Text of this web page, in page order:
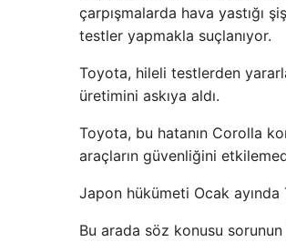
çarpışmalarda hava yastığı
testler yapmakla suçlanıyor.
Toyota, hileli testlerden
üretimini askıya aldı.
Toyota, bu hatanın Corolla
araçların güvenliğini
Japon hükümeti Ocak
Bu arada söz konusu